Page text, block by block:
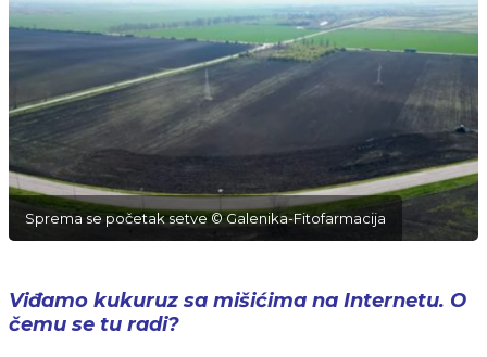
Sprema se početak setve © Galenika-Fitofarmacija
Viđamo kukuruz sa mišićima na Internetu. O
čemu se tu radi?